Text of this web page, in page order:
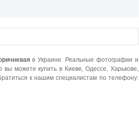
в Украине. Реальные фотографии и
можете купить в Киеве, Одессе, Харькове,
к нашим специалистам по телефону: